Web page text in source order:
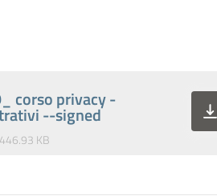
corso privacy -
--signed
KB